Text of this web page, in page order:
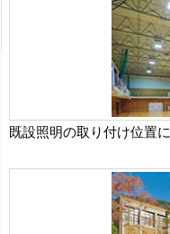
既設照明の取り付け位置